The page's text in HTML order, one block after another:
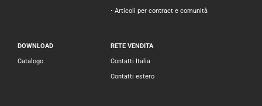
• Articoli per contract e comunità
DOWNLOAD
Catalogo
RETE VENDITA
Contatti Italia
Contatti estero